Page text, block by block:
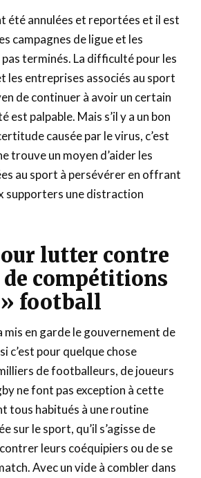
été annulées et reportées et il est
campagnes de ligue et les
terminés. La difficulté pour les
les entreprises associés au sport
de continuer à avoir un certain
est palpable. Mais s’il y a un bon
causée par le virus, c’est
trouve un moyen d’aider les
au sport à persévérer en offrant
supporters une distraction
lutter contre
de compétitions
football
mis en garde le gouvernement de
c’est pour quelque chose
de footballeurs, de joueurs
ne font pas exception à cette
tous habitués à une routine
sur le sport, qu’il s’agisse de
leurs coéquipiers ou de se
Avec un vide à combler dans